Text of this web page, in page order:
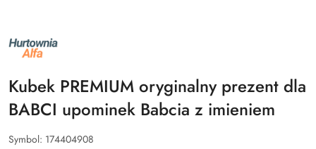
NAZWA
PRODUCENTA:
ALFA
Kubek PREMIUM oryginalny prezent dla
BABCI upominek Babcia z imieniem
Symbol: 174404908